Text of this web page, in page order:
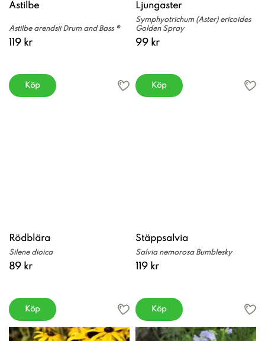
Astilbe
Astilbe arendsii Drum and Bass ®
119 kr
Köp
Ljungaster
Symphyotrichum (Aster) ericoides
Golden Spray
99 kr
Köp
Rödblära
Silene dioica
89 kr
Köp
Stäppsalvia
Salvia nemorosa Bumblesky
119 kr
Köp